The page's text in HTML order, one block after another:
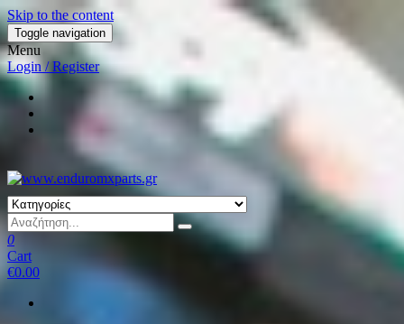
Skip to the content
Toggle navigation
Menu
Login / Register
0
Cart
€0.00